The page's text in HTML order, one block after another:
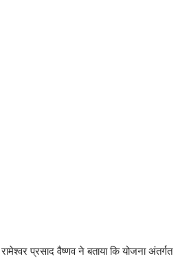
प्रसाद वैष्णव ने बताया कि योजना अंतर्गत